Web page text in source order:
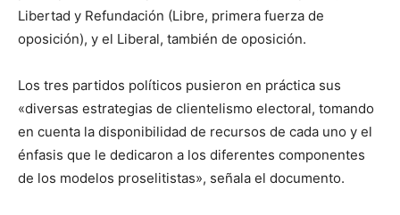
Libertad y Refundación (Libre, primera fuerza de
oposición), y el Liberal, también de oposición.
Los tres partidos políticos pusieron en práctica sus
«diversas estrategias de clientelismo electoral, tomando
en cuenta la disponibilidad de recursos de cada uno y el
énfasis que le dedicaron a los diferentes componentes
de los modelos proselitistas», señala el documento.